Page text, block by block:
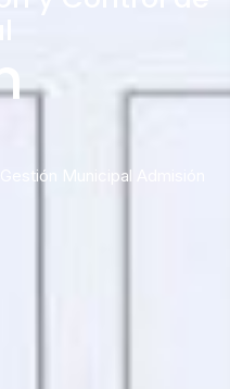
Municipal Admisión